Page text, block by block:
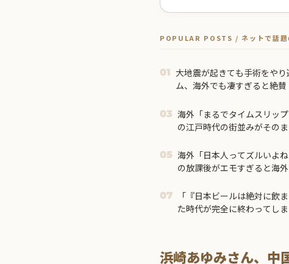
POPULAR POSTS / ネットで話題
01 大地震が起きても手術をや
ム、海外でも凄すぎると絶賛
03 海外「まるでタイムスリッ
の江戸時代の街並みがその
05 海外「日本人ってズルいよ
の放課後がエモすぎると海
07
「『日本ビールは絶対に飲
た時代が完全に終わってし
浜崎あゆみさん、中